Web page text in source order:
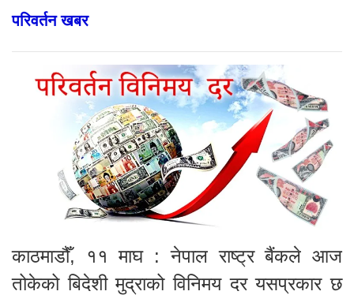
परिवर्तन खबर
काठमाडौँ, ११ माघ : नेपाल राष्ट्र बैंकले आज
तोकेको बिदेशी मुद्राको विनिमय दर यसप्रकार छ